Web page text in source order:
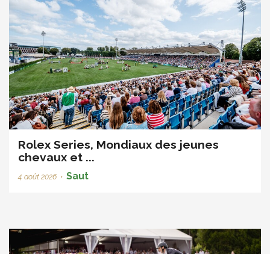
Rolex Series, Mondiaux des jeunes
chevaux et ...
4 août 2026 • Saut